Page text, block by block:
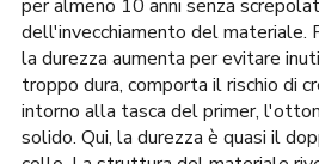
per almeno 10 anni senza
dell'invecchiamento del materiale.
la durezza aumenta per evitare
troppo dura, comporta il rischio di
intorno alla tasca del primer,
solido. Qui, la durezza è quasi il